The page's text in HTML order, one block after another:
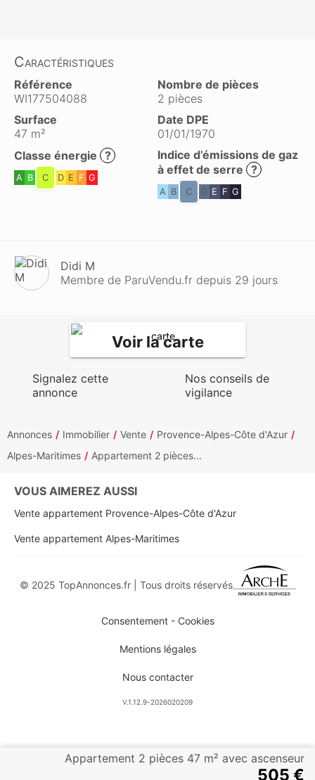
Caractéristiques
Référence
WI177504088
Nombre de pièces
2 pièces
Surface
47 m²
Date DPE
01/01/1970
Classe énergie ?
A B C D E F G
Indice d’émissions de gaz
à effet de serre ?
A B C D E F G
Didi M
Membre de ParuVendu.fr depuis 29 jours
Voir la carte
Signalez cette
annonce
Nos conseils de
vigilance
Appartement 2 pièces 47 m² avec ascenseur
505 €
Annonces Immobilier Vente
Provence-Alpes-Côte d'Azur
Alpes-Maritimes
Appartement 2 pièces...
VOUS AIMEREZ AUSSI
Vente appartement Provence-Alpes-Côte d'Azur
Vente appartement Alpes-Maritimes
© 2025 TopAnnonces.fr | Tous droits réservés
Consentement - Cookies
Mentions légales
Nous contacter
V.1.12.9-2026020209